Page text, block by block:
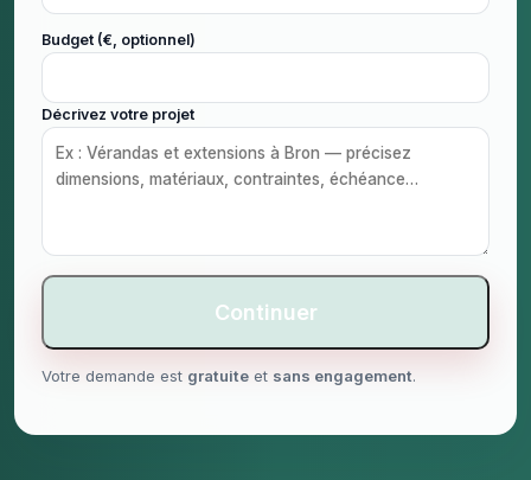
Budget (€, optionnel)
Décrivez votre projet
Continuer
Votre demande est gratuite et sans engagement.